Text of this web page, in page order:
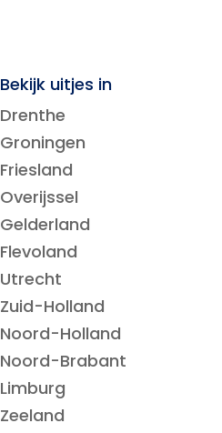
Bekijk uitjes in
Drenthe
Groningen
Friesland
Overijssel
Gelderland
Flevoland
Utrecht
Zuid-Holland
Noord-Holland
Noord-Brabant
Limburg
Zeeland